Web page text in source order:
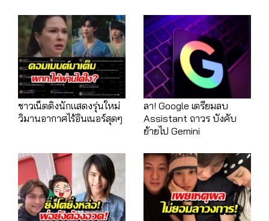
ชาวเน็ตติงนักแสดงรุ่นใหม่
วิมานอากาศไร้อินเนอร์สุดๆ
ลา! Google เตรียมลบ
Assistant ถาวร บังคับ
ย้ายไป Gemini